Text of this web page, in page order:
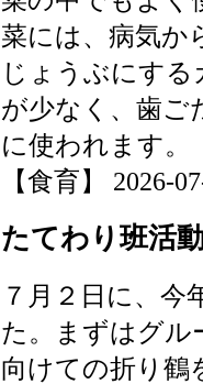
菜には、病気か
じょうぶにす
が少なく、歯ご
に使われます。
【食育】 2026-
たてわり班活
７月２日に、
た。まずはグル
向けての折り鶴